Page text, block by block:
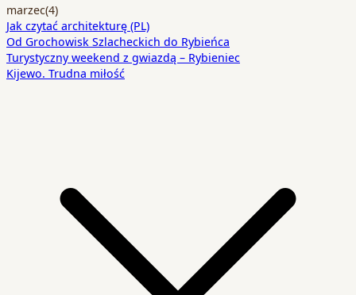
marzec(4)
Jak czytać architekturę (PL)
Od Grochowisk Szlacheckich do Rybieńca
Turystyczny weekend z gwiazdą – Rybieniec
Kijewo. Trudna miłość